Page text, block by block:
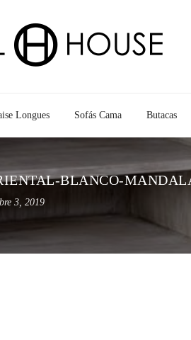
Longues Sofás Cama Butacas
BLANCO-
3, 2019